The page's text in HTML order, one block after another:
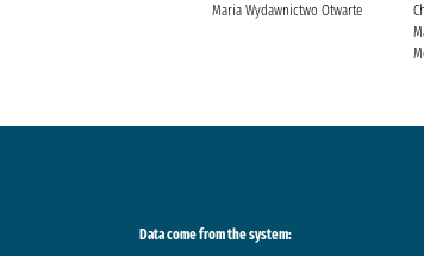
Maria Wydawnictwo Otwarte
Data come from the system: